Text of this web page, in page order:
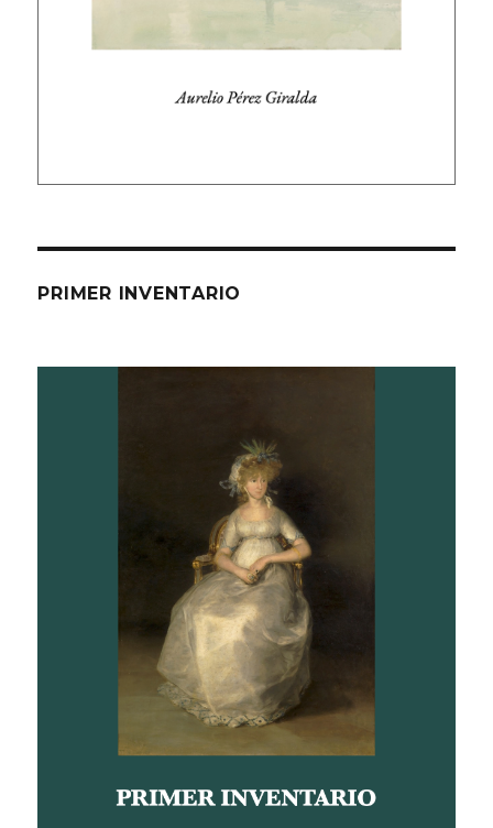
PRIMER INVENTARIO